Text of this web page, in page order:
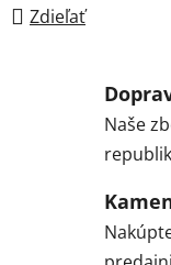
Zdieľať
Naše